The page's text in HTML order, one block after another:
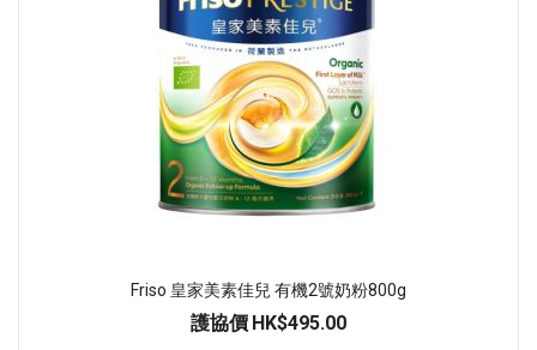
Friso 皇家美素佳兒 有機2號奶粉800g
護協價 HK$495.00